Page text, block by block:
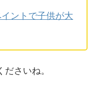
ントで子供が大
さいね。